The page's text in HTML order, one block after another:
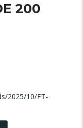
200
2025/10/FT-